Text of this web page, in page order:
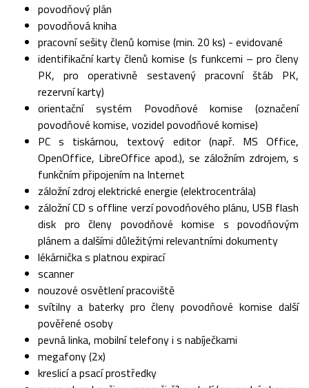
povodňový plán
povodňová kniha
pracovní sešity členů komise (min. 20 ks) - evidované
identifikační karty členů komise (s funkcemi – pro členy
PK, pro operativně sestavený pracovní štáb PK,
rezervní karty)
orientační systém Povodňové komise (označení
povodňové komise, vozidel povodňové komise)
PC s tiskárnou, textový editor (např. MS Office,
OpenOffice, LibreOffice apod.), se záložním zdrojem, s
funkčním připojením na Internet
záložní zdroj elektrické energie (elektrocentrála)
záložní CD s offline verzí povodňového plánu, USB flash
disk pro členy povodňové komise s povodňovým
plánem a dalšími důležitými relevantními dokumenty
lékárnička s platnou expirací
scanner
nouzové osvětlení pracoviště
svítilny a baterky pro členy povodňové komise další
pověřené osoby
pevná linka, mobilní telefony i s nabíječkami
megafony (2x)
kreslicí a psací prostředky